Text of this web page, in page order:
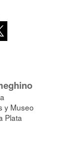
y Museo
Plata